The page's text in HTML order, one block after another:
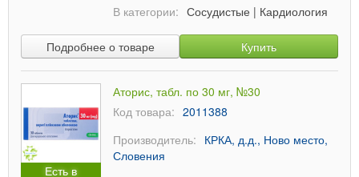
В категории: Сосудистые | Кардиология
Подробнее о товаре Купить
Есть в
Аторис, табл. по 30 мг, №30
Код товара: 2011388
Производитель: КРКА, д.д., Ново место,
Словения